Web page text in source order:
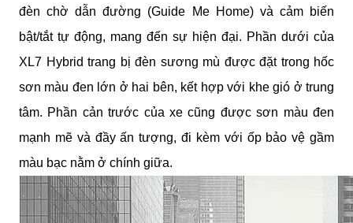
đèn chờ dẫn đường (Guide Me Home) và cảm biến
bật/tắt tự động, mang đến sự hiện đại. Phần dưới của
XL7 Hybrid trang bị đèn sương mù được đặt trong hốc
sơn màu đen lớn ở hai bên, kết hợp với khe gió ở trung
tâm. Phần cản trước của xe cũng được sơn màu đen
mạnh mẽ và đầy ấn tượng, đi kèm với ốp bảo vệ gầm
màu bạc nằm ở chính giữa.